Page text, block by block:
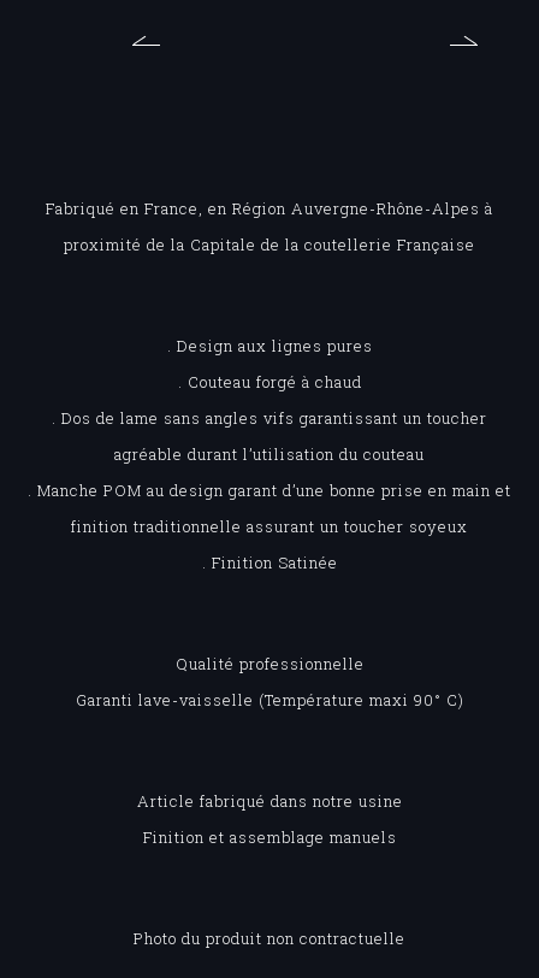
Fabriqué en France, en Région Auvergne-Rhône-Alpes à
proximité de la Capitale de la coutellerie Française
. Design aux lignes pures
. Couteau forgé à chaud
. Dos de lame sans angles vifs garantissant un toucher
agréable durant l’utilisation du couteau
. Manche POM au design garant d’une bonne prise en main et
finition traditionnelle assurant un toucher soyeux
. Finition Satinée
Qualité professionnelle
Garanti lave-vaisselle (Température maxi 90° C)
Article fabriqué dans notre usine
Finition et assemblage manuels
Photo du produit non contractuelle